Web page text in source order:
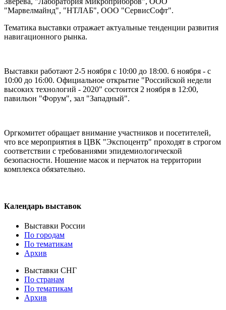
"Марвелмайнд", "НТЛАБ", ООО "СервисСофт".
Тематика выставки отражает актуальные тенденции развития
навигационного рынка.
Выставки работают 2-5 ноября с 10:00 до 18:00. 6 ноября - с
10:00 до 16:00. Официальное открытие "Российской недели
высоких технологий - 2020" состоится 2 ноября в 12:00,
павильон "Форум", зал "Западный".
Оргкомитет обращает внимание участников и посетителей,
что все мероприятия в ЦВК "Экспоцентр" проходят в строгом
соответствии с требованиями эпидемиологической
безопасности. Ношение масок и перчаток на территории
комплекса обязательно.
Календарь выставок
Выставки России
По городам
По тематикам
Архив
Выставки СНГ
По странам
По тематикам
Архив